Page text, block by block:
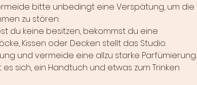
bitte unbedingt eine Verspätung, um die
zu stören.
du keine besitzen, bekommst du eine
Kissen oder Decken stellt das Studio.
und vermeide eine allzu starke Parfümierung.
sich, ein Handtuch und etwas zum Trinken